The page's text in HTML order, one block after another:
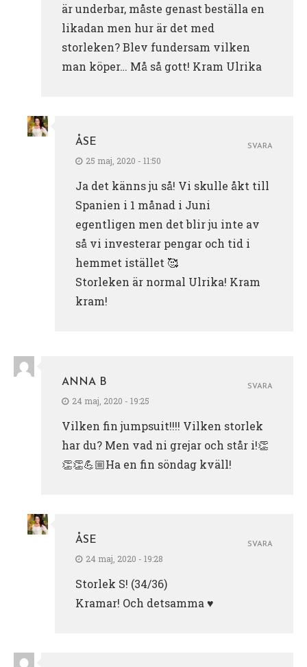
är underbar, måste genast beställa en
likadan men hur är det med
storleken? Blev fundersam vilken
man köper… Må så gott! Kram Ulrika
ÅSE
25 maj, 2020 - 11:50
Ja det känns ju så! Vi skulle åkt till
Spanien i 1 månad i Juni
egentligen men det blir ju inte av
så vi investerar pengar och tid i
hemmet istället 🥰
Storleken är normal Ulrika! Kram
kram!
SVARA
ANNA B
24 maj, 2020 - 19:25
Vilken fin jumpsuit!!!! Vilken storlek
har du? Men vad ni grejar och står i!👏
👏👏💪🏼Ha en fin söndag kväll!
SVARA
ÅSE
24 maj, 2020 - 19:28
Storlek S! (34/36)
Kramar! Och detsamma ♥️
SVARA